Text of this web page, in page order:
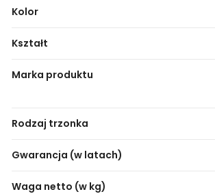
Kolor
Kształt
Marka produktu
Rodzaj trzonka
Gwarancja (w latach)
Waga netto (w kg)